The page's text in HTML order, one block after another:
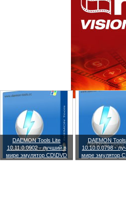
DAEMON Tools Lite
10.11.0.0902 - лучший в
мире эмулятор CD\DVD
DAEMON
10.10.0.0798 -
мире эмулятор